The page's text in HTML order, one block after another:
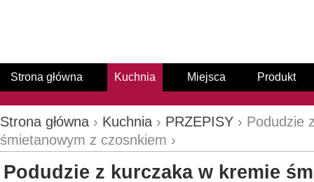
Strona główna Kuchnia Miejsca Produkt
Strona główna › Kuchnia › PRZEPISY › Podudzie
śmietanowym z czosnkiem ›
Podudzie z kurczaka w kremie